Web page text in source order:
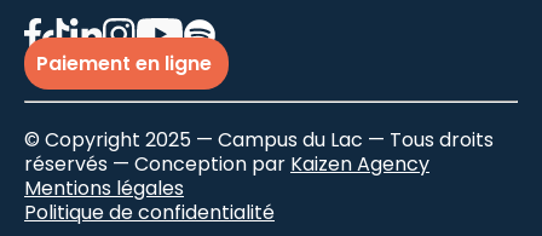
Paiement en ligne
© Copyright 2025 — Campus du Lac — Tous droits
réservés — Conception par Kaizen Agency
Mentions légales
Politique de confidentialité